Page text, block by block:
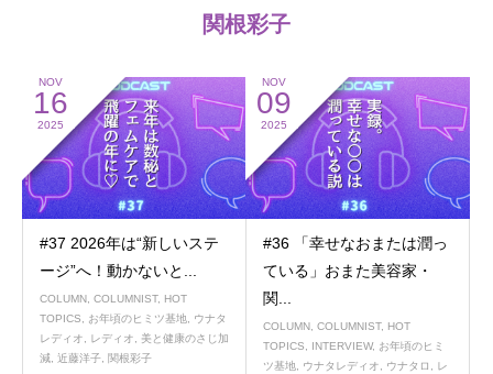
関根彩子
NOV
16
2025
#37 2026年は“新しいステ
ージ”へ！動かないと...
COLUMN, COLUMNIST, HOT
TOPICS, お年頃のヒミツ基地, ウナタ
レディオ, レディオ, 美と健康のさじ加
減, 近藤洋子, 関根彩子
NOV
09
2025
#36 「幸せなおまたは潤っ
ている」おまた美容家・
関...
COLUMN, COLUMNIST, HOT
TOPICS, INTERVIEW, お年頃のヒミ
ツ基地, ウナタレディオ, ウナタロ , レ